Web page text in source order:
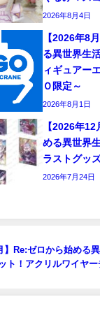
2026年8月4日
【2026年8
る異世界生
ィギュアー
Ｏ限定～
2026年8月1日
【2026年
める異世界
ラストグッ
2026年7月24日
】Re:ゼロから始める
ト！アクリルワイヤ